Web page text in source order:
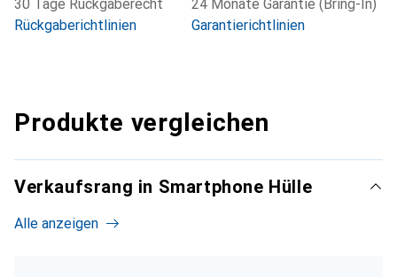
30 Tage Rückgaberecht
Rückgaberichtlinien
24 Monate Garantie (Bring-In)
Garantierichtlinien
Produkte vergleichen
Verkaufsrang in Smartphone Hülle
Alle anzeigen